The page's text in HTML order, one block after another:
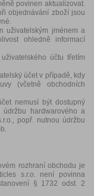
povinen aktualizovat.
objednávání zboží jsou
jménem a
ohledně informací
účtu třetím
účet v případě, kdy
(včetně obchodních
nemusí být dostupný
hardwarového a
popř. nutnou údržbu
rozhraní obchodu je
s.r.o. není povinna
§ 1732 odst. 2